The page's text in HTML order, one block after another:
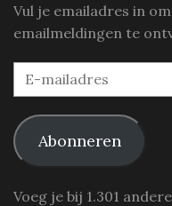
Vul je emailadres in
emailmeldingen te
E-
mailadres
Abonneren
Voeg je bij 1.301